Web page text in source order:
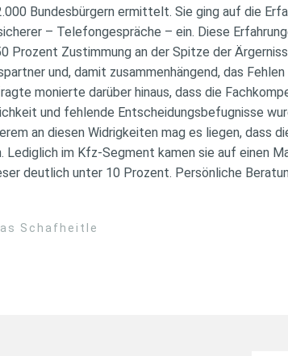
Bundesbürgern ermittelt. Sie ging auf die
– Telefongespräche – ein. Diese
Prozent Zustimmung an der Spitze der
und, damit zusammenhängend, das
monierte darüber hinaus, dass die
und fehlende Entscheidungsbefugnisse
an diesen Widrigkeiten mag es liegen, dass
Lediglich im Kfz-Segment kamen sie auf einen
deutlich unter 10 Prozent. Persönliche
Schafheitle